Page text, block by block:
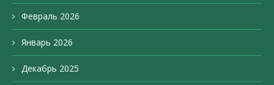
Февраль 2026
Январь 2026
Декабрь 2025